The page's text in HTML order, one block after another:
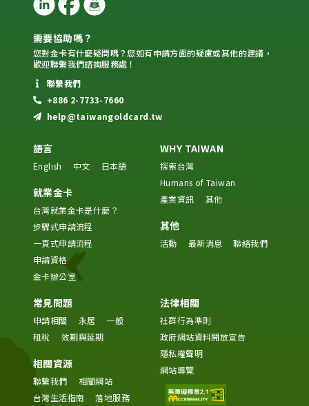
需要協助嗎？
您對金卡有什麼疑問嗎？您如有申請方面的疑慮或其他的建議，
歡迎聯繫我們諮詢服務處！
聯繫我們
+886 2-7733-7660
help@taiwangoldcard.tw
語言
English 中文 日本語
就業金卡
台灣就業金卡是什麼？
步驟式申請流程
一頁式申請流程
申請資格
金卡辦公室
WHY TAIWAN
探索台灣
Humans of Taiwan
產業資訊
其他
其他
活動 最新消息 聯絡我們
常見問題
申請相關 永居
一般
租稅
效期與延期
相關資源
聯繫我們
相關網站
台灣生活指南
落地服務
法律相關
社群行為準則
政府網站資料開放宣告
隱私權聲明
網站導覽